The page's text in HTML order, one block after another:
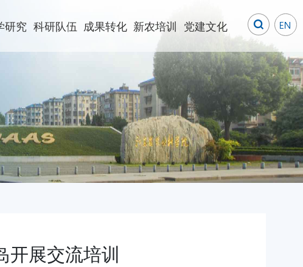
研究 科研队伍 成果转化 新农培训 党建文化
开展交流培训